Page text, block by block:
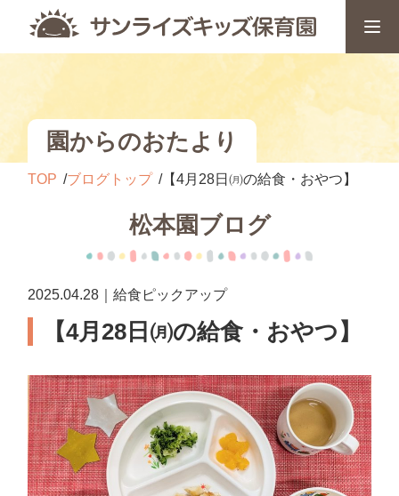
園からのおたより
TOP ブログトップ 【4月28日㈪の給食・おやつ】
松本園ブログ
2025.04.28｜給食ピックアップ
【4月28日㈪の給食・おやつ】